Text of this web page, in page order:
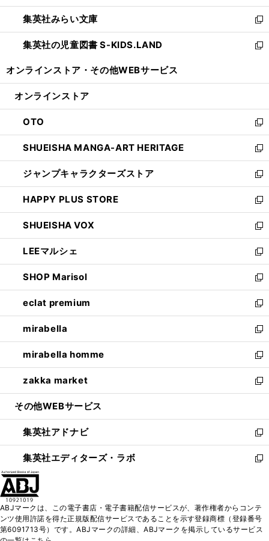
開
く
ウ
で
開
く
ン
ド
ウ
で
ウ
ィ
ン
ド
開
集英社みらい文庫
新
し
い
ン
ウ
で
開
く
集英社の児童図書 S-KIDS.LAND
新
ウ
ン
ド
ウ
で
開
く
オンラインストア・ その他WEBサービス
オンラインストア
OTO
新
し
い
ウ
ィ
ン
ド
ウ
で
開
く
SHUEISHA MANGA-ART HERITAGE
新
し
い
ウ
ィ
ン
ド
ウ
で
開
く
ジャンプキャラクターズストア
新
し
い
ウ
ィ
ン
ド
ウ
で
開
く
HAPPY PLUS STORE
新
し
い
ウ
ィ
ン
ド
ウ
で
開
く
SHUEISHA VOX
新
し
い
ウ
ィ
ン
ド
ウ
で
開
く
LEEマルシェ
新
し
い
ウ
ィ
ン
ド
ウ
で
開
く
SHOP Marisol
新
し
い
ウ
ィ
ン
ド
ウ
で
開
eclat premium
新
し
い
ウ
ィ
ン
ド
ウ
開
く
mirabella
新
し
い
ウ
ィ
ン
ウ
で
開
く
mirabella homme
新
し
い
ウ
ン
ド
ウ
で
zakka market
新
し
ウ
ィ
ン
ド
く
その他WEBサービス
集英社アドナビ
新
し
い
ド
ウ
で
集英社エディターズ・ラボ
新
ィ
ン
ABJマークは、この電子書店・電子書籍配信サービスが、著作権者からコンテ
ンツ使用許諾を得た正規版配信サービスであることを示す登録商標（登録番号
第6091713号）です。ABJマークの詳細、ABJマークを掲示しているサービス